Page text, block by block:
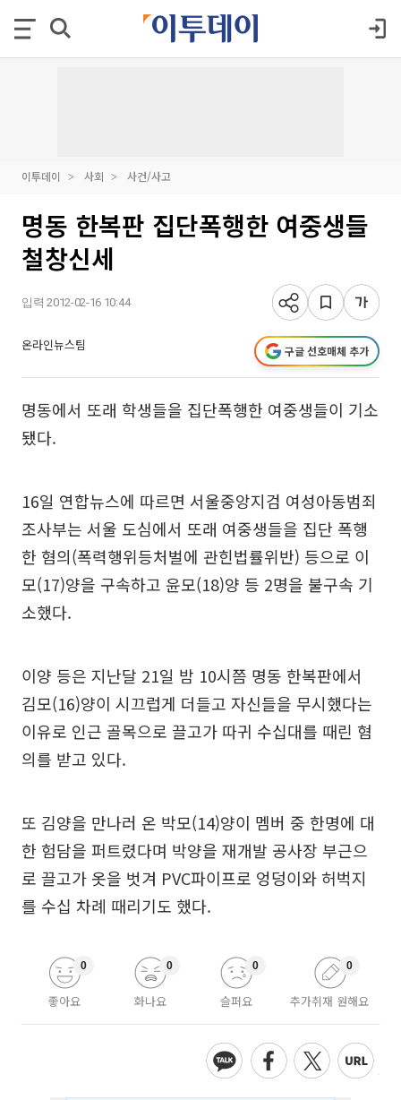
이투데이 사회 사건/사고
명동 한복판 집단폭행한 여중생들
철창신세
입력 2012-02-16 10:44
온라인뉴스팀 구글 선호매체 추가
명동에서 또래 학생들을 집단폭행한 여중생들이 기소
됐다.
16일 연합뉴스에 따르면 서울중앙지검 여성아동범죄
조사부는 서울 도심에서 또래 여중생들을 집단 폭행
한 혐의(폭력행위등처벌에 관힌법률위반) 등으로 이
모(17)양을 구속하고 윤모(18)양 등 2명을 불구속 기
소했다.
이양 등은 지난달 21일 밤 10시쯤 명동 한복판에서
김모(16)양이 시끄럽게 더들고 자신들을 무시했다는
이유로 인근 골목으로 끌고가 따귀 수십대를 때린 혐
의를 받고 있다.
또 김양을 만나러 온 박모(14)양이 멤버 중 한명에 대
한 험담을 퍼트렸다며 박양을 재개발 공사장 부근으
로 끌고가 옷을 벗겨 PVC파이프로 엉덩이와 허벅지
를 수십 차례 때리기도 했다.
좋아요
0
화나요
0
슬퍼요
0
추가취재 원해요
0